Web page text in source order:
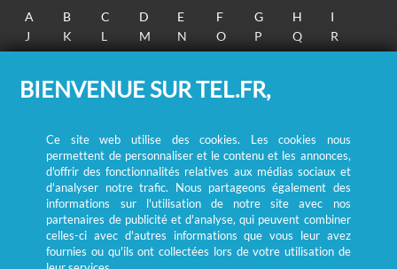
A
B C D E F G H
I
J
K L M N O P Q
R
S
T U V W X Y Z
© Ecométrie 2026
BIENVENUE SUR TEL.FR,
Ce site web utilise des cookies. Les cookies nous
permettent de personnaliser et le contenu et les annonces,
d'offrir des fonctionnalités relatives aux médias sociaux et
d'analyser notre trafic. Nous partageons également des
informations sur l'utilisation de notre site avec nos
partenaires de publicité et d'analyse, qui peuvent combiner
celles-ci avec d'autres informations que vous leur avez
fournies ou qu'ils ont collectées lors de votre utilisation de